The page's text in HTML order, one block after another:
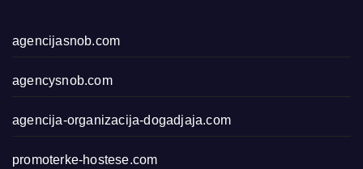
agencijasnob.com
agencysnob.com
agencija-organizacija-dogadjaja.com
promoterke-hostese.com